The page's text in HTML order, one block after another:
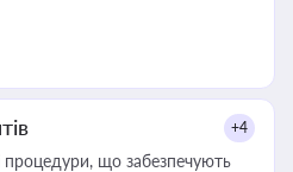
угод і перевірки
+4
процедури, що забезпечують